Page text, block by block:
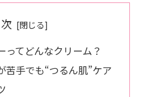
ってどんなクリーム？
苦手でも“つるん肌”ケア